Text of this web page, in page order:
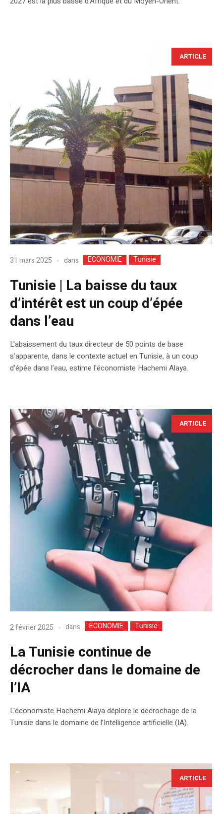
ARTICLE
31 mars 2025 dans ECONOMIE Tunisie
Tunisie | La baisse du taux
d’intérêt est un coup d’épée
dans l’eau
L'abaissement du taux directeur de 50 points de base
s’apparente, dans le contexte actuel en Tunisie, à un coup
d’épée dans l’eau, estime l'économiste Hachemi Alaya.
ARTICLE
2 février 2025 dans ECONOMIE Tunisie
La Tunisie continue de
décrocher dans le domaine de
l’IA
L'économiste Hachemi Alaya déplore le décrochage de la
Tunisie dans le domaine de l’Intelligence artificielle (IA).
ARTICLE